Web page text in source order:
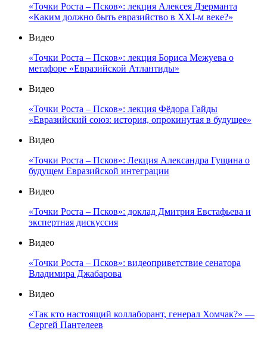
«Точки Роста – Псков»: лекция Алексея Дзерманта
«Каким должно быть евразийство в XXI-м веке?»
Видео
«Точки Роста – Псков»: лекция Бориса Межуева о
метафоре «Евразийской Атлантиды»
Видео
«Точки Роста – Псков»: лекция Фёдора Гайды
«Евразийский союз: история, опрокинутая в будущее»
Видео
«Точки Роста – Псков»: Лекция Александра Гущина о
будущем Евразийской интеграции
Видео
«Точки Роста – Псков»: доклад Дмитрия Евстафьева и
экспертная дискуссия
Видео
«Точки Роста – Псков»: видеоприветствие сенатора
Владимира Джабарова
Видео
«Так кто настоящий коллаборант, генерал Хомчак?» —
Сергей Пантелеев